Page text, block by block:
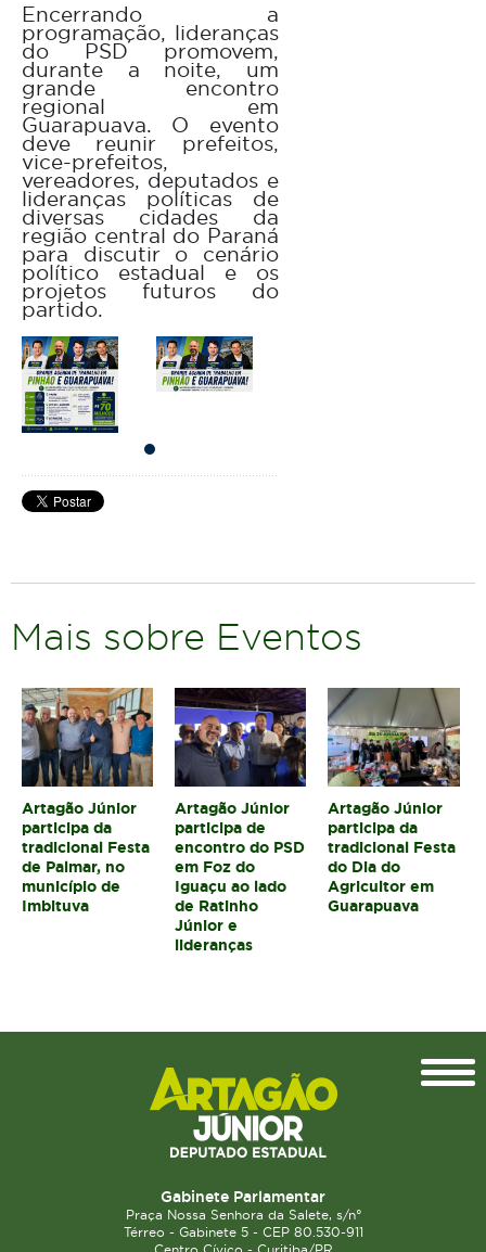
Encerrando a
programação, lideranças
do PSD promovem,
durante a noite, um
grande encontro
regional em
Guarapuava. O evento
deve reunir prefeitos,
vice-prefeitos,
vereadores, deputados e
lideranças políticas de
diversas cidades da
região central do Paraná
para discutir o cenário
político estadual e os
projetos futuros do
partido.
Mais sobre Eventos
Artagão Júnior
participa da
tradicional Festa
de Palmar, no
município de
Imbituva
Artagão Júnior
participa de
encontro do PSD
em Foz do
Iguaçu ao lado
de Ratinho
Júnior e
lideranças
Artagão Júnior
participa da
tradicional Festa
do Dia do
Agricultor em
Guarapuava
Gabinete Parlamentar
Praça Nossa Senhora da Salete, s/n°
Térreo - Gabinete 5 - CEP 80.530-911